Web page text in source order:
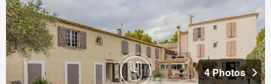
4 Photos